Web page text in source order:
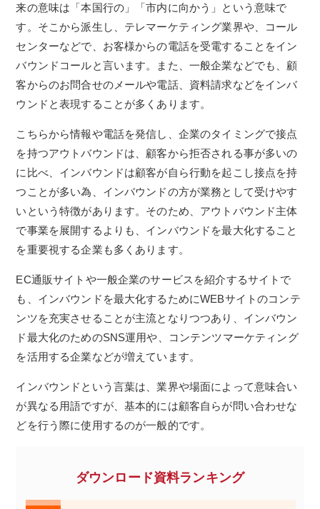
来の意味は「本国行の」「市内に向かう」という意味で
す。そこから派生し、テレマーケティング業界や、コール
センターなどで、お客様からの電話を受電することをイン
バウンドコールと言います。また、一般企業などでも、顧
客からのお問合せのメールや電話、資料請求などをインバ
ウンドと表現することが多くあります。
こちらから情報や電話を発信し、企業のタイミングで接点
を持つアウトバウンドは、顧客から拒否される事が多いの
に比べ、インバウンドは顧客が自ら行動を起こし接点を持
つことが多い為、インバウンドの方が業務として受けやす
いという特徴があります。そのため、アウトバウンド主体
で事業を展開するよりも、インバウンドを最大化すること
を重要視する企業も多くあります。
EC通販サイトや一般企業のサービスを紹介するサイトで
も、インバウンドを最大化するためにWEBサイトのコンテ
ンツを充実させることが主流となりつつあり、インバウン
ド最大化のためのSNS運用や、コンテンツマーケティング
を活用する企業などが増えています。
インバウンドという言葉は、業界や場面によって意味合い
が異なる用語ですが、基本的には顧客自らが問い合わせな
どを行う際に使用するのが一般的です。
ダウンロード資料ランキング